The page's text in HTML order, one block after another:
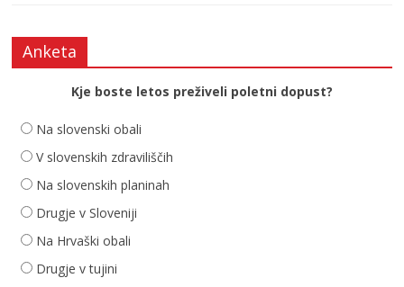
Anketa
Kje boste letos preživeli poletni dopust?
Na slovenski obali
V slovenskih zdraviliščih
Na slovenskih planinah
Drugje v Sloveniji
Na Hrvaški obali
Drugje v tujini